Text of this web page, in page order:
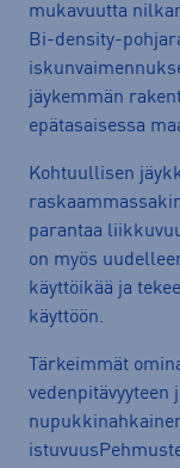
mukavuutta
Bi-density-
jäykemmän
epätasaisessa
Kohtuullisen
parantaa
on myös
käyttöikää ja
käyttöön.
Tärkeimmät
vedenpitävyyteen